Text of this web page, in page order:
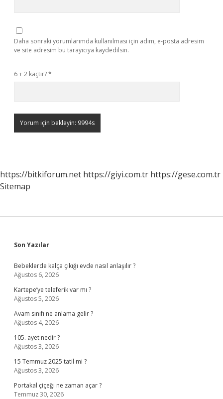
Daha sonraki yorumlarımda kullanılması için adım, e-posta adresim
ve site adresim bu tarayıcıya kaydedilsin.
6 + 2 kaçtır?*
https://bitkiforum.net https://giyi.com.tr https://gese.com.tr
Sitemap
Sidebar
Son Yazılar
Bebeklerde kalça çıkığı evde nasıl anlaşılır ?
Ağustos 6, 2026
Kartepe’ye teleferik var mı ?
Ağustos 5, 2026
Avam sınıfı ne anlama gelir ?
Ağustos 4, 2026
105. ayet nedir ?
Ağustos 3, 2026
15 Temmuz 2025 tatil mi ?
Ağustos 3, 2026
Portakal çiçeği ne zaman açar ?
Temmuz 30, 2026